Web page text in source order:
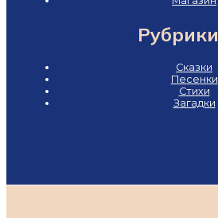
Рубрики
Сказки
Песенки
Стихи
Загадки